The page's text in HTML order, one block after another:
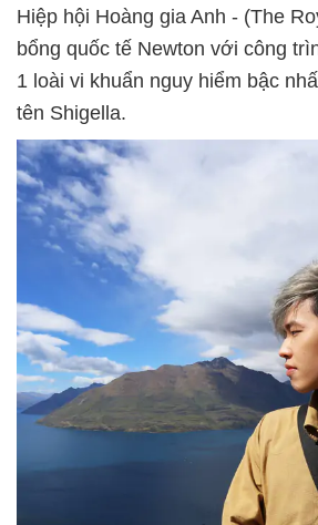
Hiệp hội Hoàng gia Anh - (The
bổng quốc tế Newton với công
1 loài vi khuẩn nguy hiểm bậc
tên Shigella.